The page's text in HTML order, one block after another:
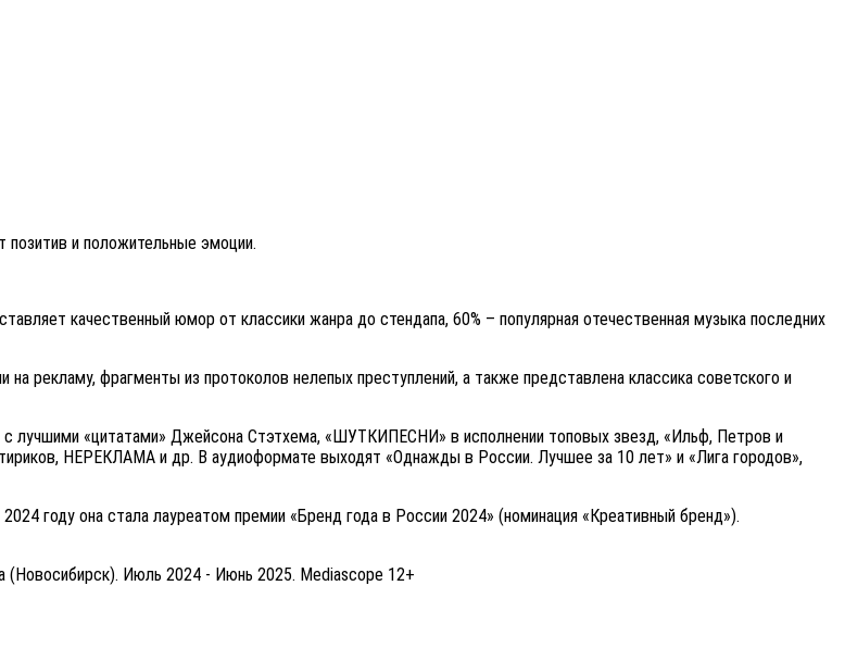
и положительные эмоции.
качественный юмор от классики жанра до стендапа, 60% – популярная отечественная музыка последних
рекламу, фрагменты из протоколов нелепых преступлений, а также представлена классика советского и
«цитатами» Джейсона Стэтхема, «ШУТКИПЕСНИ» в исполнении топовых звезд, «Ильф, Петров и
НЕРЕКЛАМА и др. В аудиоформате выходят «Однажды в России. Лучшее за 10 лет» и «Лига городов»,
году она стала лауреатом премии «Бренд года в России 2024» (номинация «Креативный бренд»).
(Новосибирск). Июль 2024 - Июнь 2025. Mediascope 12+